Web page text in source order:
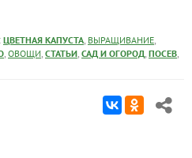
ЦВЕТНАЯ КАПУСТА, ВЫРАЩИВАНИЕ,
, ОВОЩИ, СТАТЬИ, САД И ОГОРОД, ПОСЕВ,